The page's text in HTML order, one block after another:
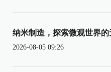
纳米制造，探索微观世界的
2026-08-05 09:26